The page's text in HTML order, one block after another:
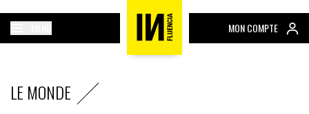
MON COMPTE
LE MONDE